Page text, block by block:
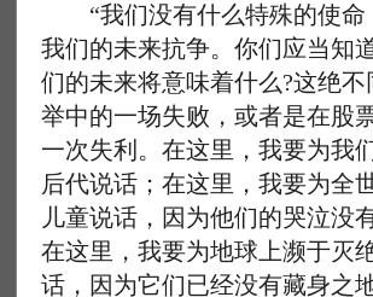
“我们没有什么特殊的使命
我们的未来抗争。你们应当知
们的未来将意味着什么?这绝
举中的一场失败，或者是在股
一次失利。在这里，我要为我
后代说话；在这里，我要为全
儿童说话，因为他们的哭泣没
在这里，我要为地球上濒于灭
话，因为它们已经没有藏身之